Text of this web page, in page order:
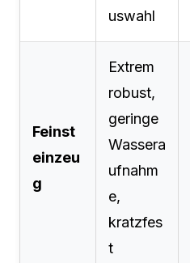
uswahl
Feinst
einzeu
g
Extrem
robust,
geringe
Wassera
ufnahm
e,
kratzfes
t